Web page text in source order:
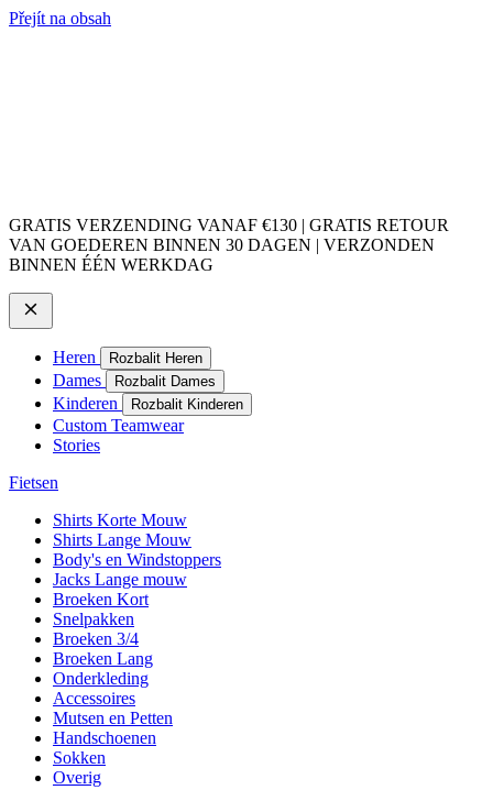
Přejít na obsah
GRATIS VERZENDING VANAF €130 | GRATIS RETOUR
VAN GOEDEREN BINNEN 30 DAGEN | VERZONDEN
BINNEN ÉÉN WERKDAG
Heren Rozbalit Heren
Dames Rozbalit Dames
Kinderen Rozbalit Kinderen
Custom Teamwear
Stories
Fietsen
Shirts Korte Mouw
Shirts Lange Mouw
Body's en Windstoppers
Jacks Lange mouw
Broeken Kort
Snelpakken
Broeken 3/4
Broeken Lang
Onderkleding
Accessoires
Mutsen en Petten
Handschoenen
Sokken
Overig